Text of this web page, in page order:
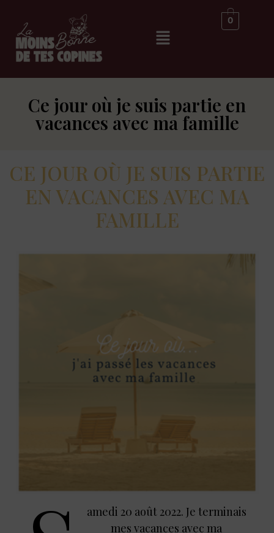
0
Ce jour où je suis partie en
vacances avec ma famille
CE JOUR OÙ JE SUIS PARTIE
EN VACANCES AVEC MA
FAMILLE
amedi 20 août 2022. Je terminais
mes vacances avec ma